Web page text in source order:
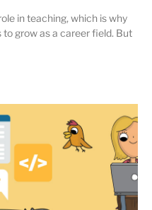
in teaching, which is why
grow as a career field. But